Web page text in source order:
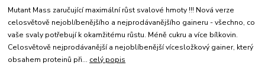
Mutant Mass zaručující maximální růst svalové hmoty !!! Nová verze
celosvětově nejoblíbenějšího a nejprodávanějšího gaineru - všechno, co
vaše svaly potřebují k okamžitému růstu. Méně cukru a více bílkovin.
Celosvětově nejprodávanější a nejoblíbenější vícesložkový gainer, který
obsahem proteinů při... celý popis